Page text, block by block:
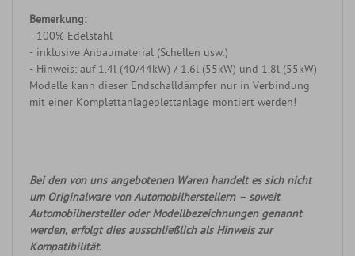
Bemerkung:
- 100% Edelstahl
- inklusive Anbaumaterial (Schellen usw.)
- Hinweis: auf 1.4l (40/44kW) / 1.6l (55kW) und 1.8l (55kW)
Modelle kann dieser Endschalldämpfer nur in Verbindung
mit einer Komplettanlageplettanlage montiert werden!
Bei den von uns angebotenen Waren handelt es sich nicht
um Originalware von Automobilherstellern – soweit
Automobilhersteller oder Modellbezeichnungen genannt
werden, erfolgt dies ausschließlich als Hinweis zur
Kompatibilität.